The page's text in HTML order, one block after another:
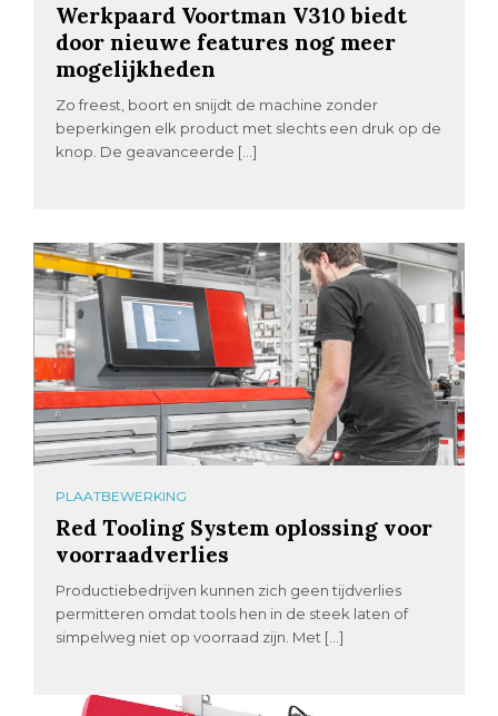
Werkpaard Voortman V310 biedt
door nieuwe features nog meer
mogelijkheden
Zo freest, boort en snijdt de machine zonder
beperkingen elk product met slechts een druk op de
knop. De geavanceerde […]
PLAATBEWERKING
Red Tooling System oplossing voor
voorraadverlies
Productiebedrijven kunnen zich geen tijdverlies
permitteren omdat tools hen in de steek laten of
simpelweg niet op voorraad zijn. Met […]